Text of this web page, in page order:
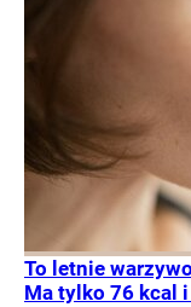
To letnie
Ma tylko 76 kcal